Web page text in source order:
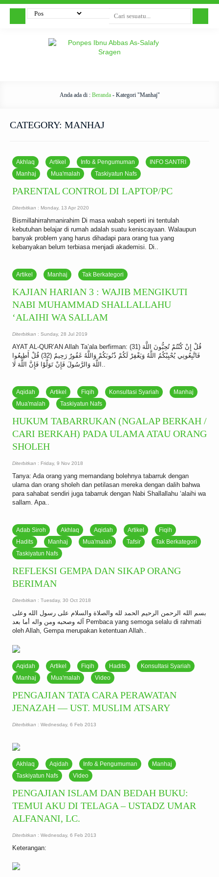
Anda ada di : Beranda- Kategori "Manhaj"
CATEGORY: MANHAJ
Akhlaq Artikel Info & Pengumuman
INFO SANTRI
Manhaj
Mua'malah Taskiyatun Nafs
PARENTAL CONTROL DI LAPTOP/PC
Diterbitkan : Monday, 13 Apr 2020
Bismillahirrahmanirahim Di masa wabah seperti ini tentulah
kebutuhan belajar di rumah adalah suatu keniscayaan. Walaupun
banyak problem yang harus dihadapi para orang tua yang
kebanyakan belum terbiasa menjadi akademisi. Di..
Artikel Manhaj Tak Berkategori
KAJIAN HARIAN 3 : WAJIB MENGIKUTI
NABI MUHAMMAD SHALLALLAHU
‘ALAIHI WA SALLAM
Diterbitkan : Sunday, 28 Jul 2019
AYAT AL-QUR’AN Allah Ta’ala berfirman: (31) قُلْ إِنْ كُنْتُمْ تُحِبُّونَ اللَّهَ
فَاتَّبِعُونِي يُحْبِبْكُمُ اللَّهُ وَيَغْفِرْ لَكُمْ ذُنُوبَكُمْ وَاللَّهُ غَفُورٌ رَحِيمٌ (32) قُلْ أَطِيعُوا
اللَّهَ وَالرَّسُولَ فَإِنْ تَوَلَّوْا فَإِنَّ اللَّهَ لَا..
Aqidah Artikel Fiqih Konsultasi Syariah
Manhaj
Mua'malah
Taskiyatun Nafs
HUKUM TABARRUKAN (NGALAP BERKAH /
CARI BERKAH) PADA ULAMA ATAU ORANG
SHOLEH
Diterbitkan : Friday, 9 Nov 2018
Tanya: Ada orang yang memandang bolehnya tabarruk dengan
ulama dan orang sholeh dan petilasan mereka dengan dalih bahwa
para sahabat sendiri juga tabarruk dengan Nabi Shallallahu ‘alaihi wa
sallam. Apa..
Adab Siroh Akhlaq Aqidah Artikel
Fiqih
Hadits
Manhaj Mua'malah Tafsir
Tak Berkategori
Taskiyatun Nafs
REFLEKSI GEMPA DAN SIKAP ORANG
BERIMAN
Diterbitkan : Tuesday, 30 Oct 2018
بسم الله الرحمن الرحيم الحمد لله والصلاة والسلام على رسول الله وعلى
آله وصحبه ومن واله أما بعد Pembaca yang semoga selalu di rahmati
oleh Allah, Gempa merupakan ketentuan Allah..
Aqidah Artikel Fiqih Hadits
Konsultasi Syariah
Manhaj
Mua'malah Video
PENGAJIAN TATA CARA PERAWATAN
JENAZAH — UST. MUSLIM ATSARY
Diterbitkan : Wednesday, 6 Feb 2013
Akhlaq Aqidah Info & Pengumuman
Manhaj
Taskiyatun Nafs
Video
PENGAJIAN ISLAM DAN BEDAH BUKU:
TEMUI AKU DI TELAGA – USTADZ UMAR
ALFANANI, LC.
Diterbitkan : Wednesday, 6 Feb 2013
Keterangan: